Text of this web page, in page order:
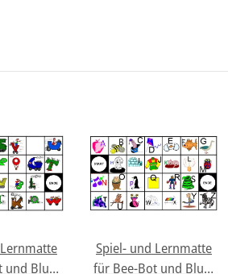
und Blue-
Spiel- und Lernmatte
für Bee-Bot und Blue-